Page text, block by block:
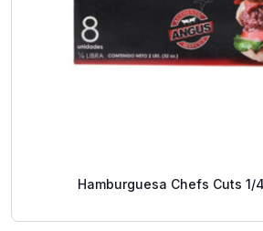
Hamburguesa Chefs Cuts 1/